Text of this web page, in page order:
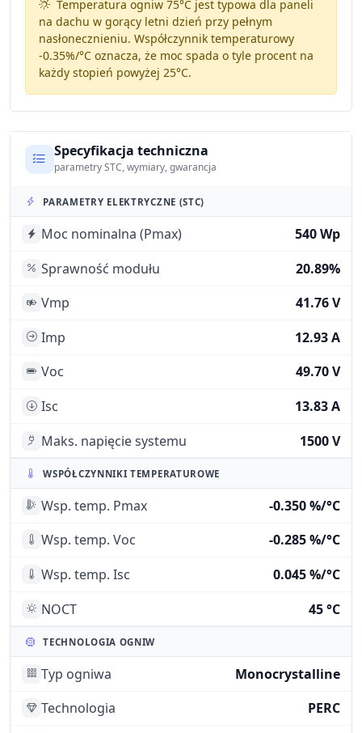
Temperatura ogniw 75°C jest typowa dla paneli
na dachu w gorący letni dzień przy pełnym
nasłonecznieniu. Współczynnik temperaturowy
-0.35%/°Coznacza, że moc spada o tyle procent na
każdy stopień powyżej 25°C.
Specyfikacja techniczna
parametry STC, wymiary, gwarancja
PARAMETRY ELEKTRYCZNE (STC)
Moc nominalna (Pmax)
540 Wp
Sprawność modułu
20.89%
Vmp
41.76 V
Imp
12.93 A
Voc
49.70 V
Isc
13.83 A
Maks. napięcie systemu
1500 V
WSPÓŁCZYNNIKI TEMPERATUROWE
Wsp. temp. Pmax
-0.350 %/°C
Wsp. temp. Voc
-0.285 %/°C
Wsp. temp. Isc
0.045 %/°C
NOCT
45 °C
TECHNOLOGIA OGNIW
Typ ogniwa
Monocrystalline
Technologia
PERC